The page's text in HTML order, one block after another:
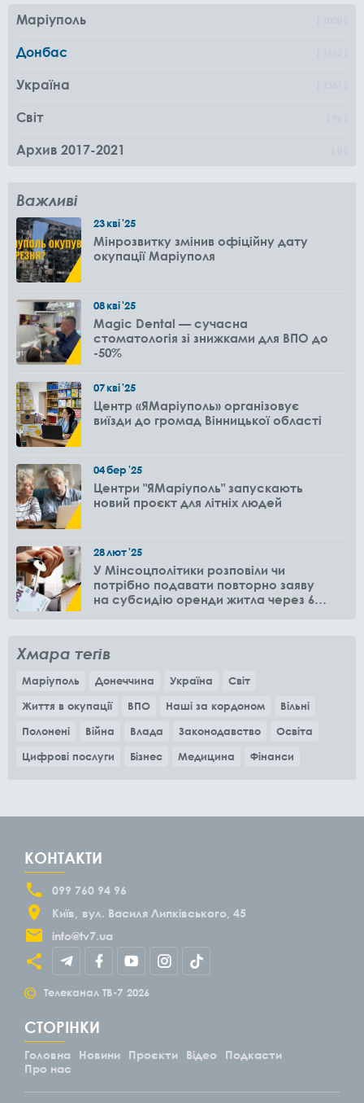
Маріуполь
Донбас
Україна
Світ
Архив 2017-2021
Важливі
23кві'25
Мінрозвитку змінив офіційну дату
окупації Маріуполя
08кві'25
Magic Dental — сучасна
стоматологія зі знижками для ВПО до
-50%
07кві'25
Центр «ЯМаріуполь» організовує
виїзди до громад Вінницької області
04бер'25
Центри "ЯМаріуполь" запускають
новий проєкт для літніх людей
28лют'25
У Мінсоцполітики розповіли чи
потрібно подавати повторно заяву
на субсидію оренди житла через 6
Хмара тегів
Маріуполь Донеччина Україна
Світ
Життя в окупації
ВПО Наші за кордоном
Вільні
Полонені
Війна Влада Законодавство
Освіта
Цифрові послуги
Бізнес Медицина Фінанси
КОНТАКТИ
099 760 94 96
Київ
вул. Василя Липківського, 45
info@tv7.ua
© Телеканал ТВ-7 2026
СТОРІНКИ
Головна Новини Проєкти Відео
Подкасти
Про нас